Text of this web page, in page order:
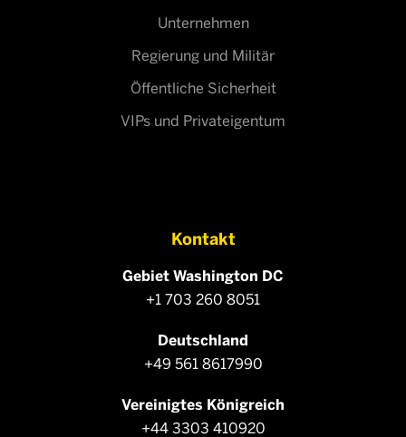
Unternehmen
Regierung und Militär
Öffentliche Sicherheit
VIPs und Privateigentum
Kontakt
Gebiet Washington DC
+1 703 260 8051
Deutschland
+49 561 8617990
Vereinigtes Königreich
+44 3303 410920